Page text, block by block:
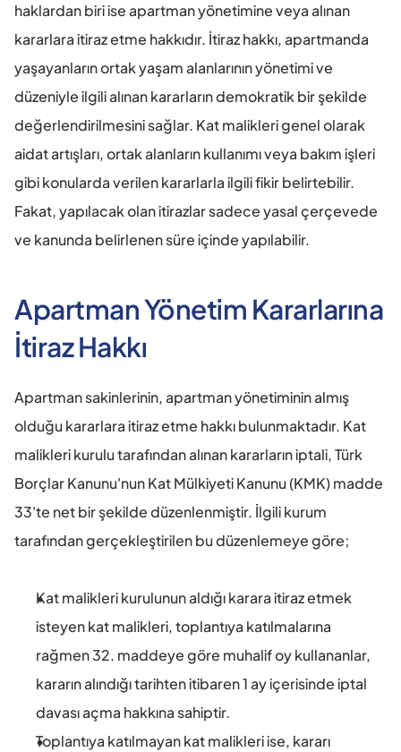
haklardan biri ise apartman yönetimine veya alınan
kararlara itiraz etme hakkıdır. İtiraz hakkı, apartmanda
yaşayanların ortak yaşam alanlarının yönetimi ve
düzeniyle ilgili alınan kararların demokratik bir şekilde
değerlendirilmesini sağlar. Kat malikleri genel olarak
aidat artışları, ortak alanların kullanımı veya bakım işleri
gibi konularda verilen kararlarla ilgili fikir belirtebilir.
Fakat, yapılacak olan itirazlar sadece yasal çerçevede
ve kanunda belirlenen süre içinde yapılabilir.
Apartman Yönetim Kararlarına
İtiraz Hakkı
Apartman sakinlerinin, apartman yönetiminin almış
olduğu kararlara itiraz etme hakkı bulunmaktadır. Kat
malikleri kurulu tarafından alınan kararların iptali, Türk
Borçlar Kanunu'nun Kat Mülkiyeti Kanunu (KMK) madde
33'te net bir şekilde düzenlenmiştir. İlgili kurum
tarafından gerçekleştirilen bu düzenlemeye göre;
Kat malikleri kurulunun aldığı karara itiraz etmek
isteyen kat malikleri, toplantıya katılmalarına
rağmen 32. maddeye göre muhalif oy kullananlar,
kararın alındığı tarihten itibaren 1 ay içerisinde iptal
davası açma hakkına sahiptir.
Toplantıya katılmayan kat malikleri ise, kararı